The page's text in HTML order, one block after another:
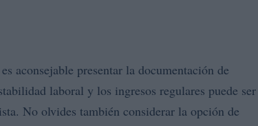
aconsejable presentar la documentación de
laboral y los ingresos regulares puede ser
No olvides también considerar la opción de